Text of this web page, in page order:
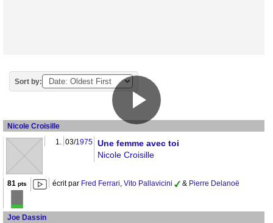
Sort by:
Nicole Croisille
1. 03/1975 Une femme avec toi
Nicole Croisille
81 pts écrit par Fred Ferrari, Vito Pallavicini & Pierre Delanoë
Joe Dassin